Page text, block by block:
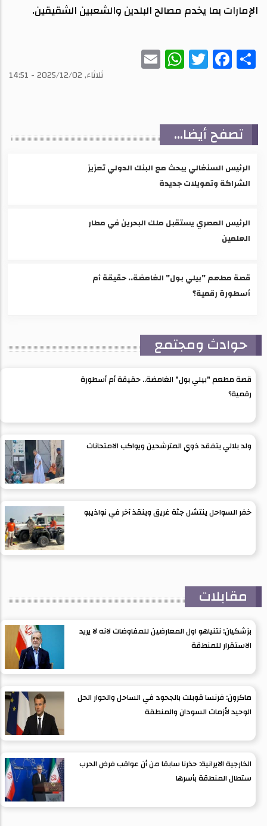
الإمارات بما يخدم مصالح البلدين والشعبين الشقيقين.
Share
Facebook
Twitter
WhatsAppثلاثاء, 2025/12/02 - 14:51
تصفح أيضا...
الرئيس السنغالي يبحث مع البنك الدولي تعزيز
الشراكة وتمويلات جديدة
الرئيس المصري يستقبل ملك البحرين في مطار
العلمين
قصة مطعم "بيلي بول" الغامضة.. حقيقة أم
أسطورة رقمية؟
حوادث ومجتمع
قصة مطعم "بيلي بول" الغامضة.. حقيقة أم أسطورة
رقمية؟
ولد بلالي يتفقد ذوي المترشحين ويواكب الامتحانات
خفر السواحل ينتشل جثة غريق وينقذ آخر في نواذيبو
مقابلات
بزشكيان: نتنياهو اول المعارضين للمفاوضات لانه لا يريد
الاستقرار للمنطقة
ماكرون: فرنسا قوبلت بالجحود في الساحل والحوار الحل
الوحيد لأزمات السودان والمنطقة
الخارجية الايرانية: حذرنا سابقا من أن عواقب فرض الحرب
ستطال المنطقة بأسرها